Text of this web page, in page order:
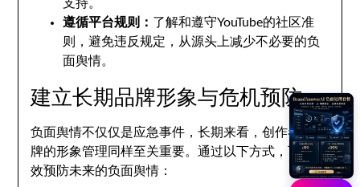
支持。
遵循平台规则： 了解和遵守YouTube的社区准
则，避免违反规定，从源头上减少不必要的负
面舆情。
建立长期品牌形象与危机预防
负面舆情不仅仅是应急事件，长期来看，创作者和品
牌的形象管理同样至关重要。通过以下方式，可以有
效预防未来的负面舆情：